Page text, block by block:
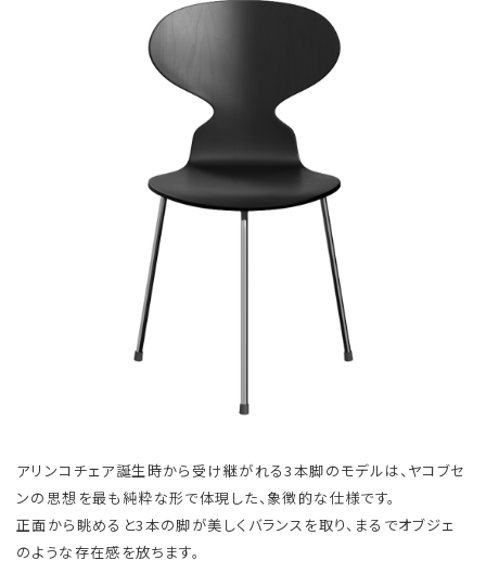
アリンコチェア誕生時から受け継がれる3本脚のモデルは、ヤコブセ
ンの思想を最も純粋な形で体現した、象徴的な仕様です。
正面から眺めると3本の脚が美しくバランスを取り、まるでオブジェ
のような存在感を放ちます。